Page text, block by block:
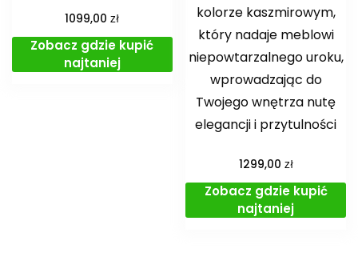
1099,00zł
Zobacz gdzie kupić
najtaniej
kolorze kaszmirowym,
który nadaje meblowi
niepowtarzalnego uroku,
wprowadzając do
Twojego wnętrza nutę
elegancji i przytulności
1299,00 zł
Zobacz gdzie kupić
najtaniej